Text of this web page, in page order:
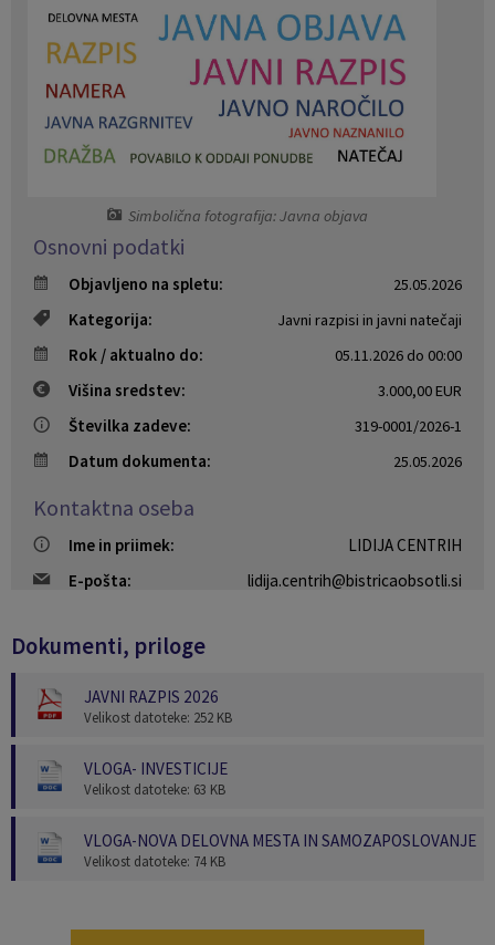
Simbolična fotografija: Javna objava
Osnovni podatki
Objavljeno na spletu: 25.05.2026
Kategorija: Javni razpisi in javni natečaji
Rok / aktualno do: 05.11.2026 do 00:00
Višina sredstev: 3.000,00 EUR
Številka zadeve: 319-0001/2026-1
Datum dokumenta: 25.05.2026
Kontaktna oseba
Ime in priimek:
LIDIJA CENTRIH
E-pošta:
lidija.centrih@bistricaobsotli.si
Dokumenti, priloge
JAVNI RAZPIS 2026
Velikost datoteke: 252 KB
VLOGA- INVESTICIJE
Velikost datoteke: 63 KB
VLOGA-NOVA DELOVNA MESTA IN SAMOZAPOSLOVANJE
Velikost datoteke: 74 KB
Organigram
Varstvo osebnih podatkov
Občinski predpisi
Strateški dokumenti
Katalog informacij javnega značaja
Občinski časopis Orans
Naše OKO
Lokalne volitve